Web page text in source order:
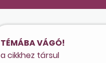
TÉMÁBA VÁGÓ!
a cikkhez társul